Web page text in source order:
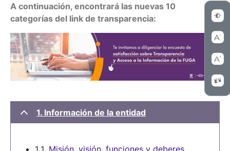
A continuación, encontrará las nuevas 10
categorías del link de transparencia:
1. Información de la entidad
1.1. Misión, visión, funciones y deberes